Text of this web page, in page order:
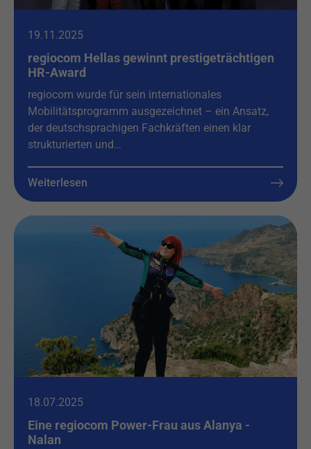
19.11.2025
regiocom Hellas gewinnt prestigeträchtigen
HR-Award
regiocom wurde für sein internationales
Mobilitätsprogramm ausgezeichnet – ein Ansatz,
der deutschsprachigen Fachkräften einen klar
strukturierten und…
Weiterlesen
18.07.2025
Eine regiocom Power-Frau aus Alanya -
Nalan